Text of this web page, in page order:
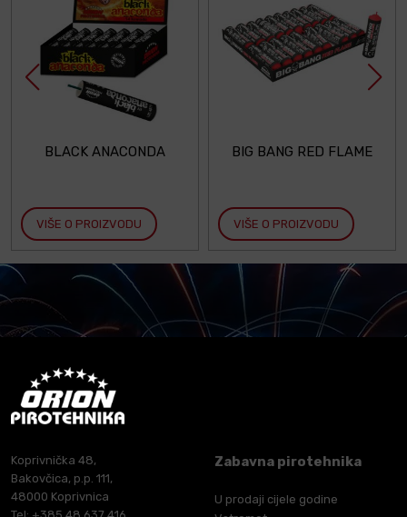
BLACK ANACONDA
VIŠE O PROIZVODU
BIG BANG RED FLAME
VIŠE O PROIZVODU
Koprivnička 48,
Bakovčica, p.p. 111,
48000 Koprivnica
Zabavna pirotehnika
U prodaji cijele godine